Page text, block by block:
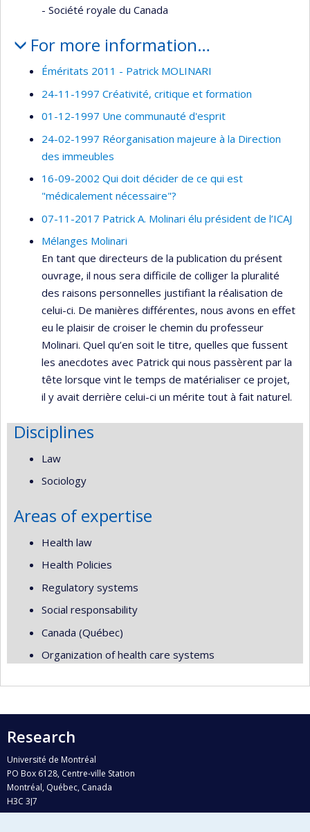
- Société royale du Canada
For more information…
Éméritats 2011 - Patrick MOLINARI
24-11-1997 Créativité, critique et formation
01-12-1997 Une communauté d'esprit
24-02-1997 Réorganisation majeure à la Direction
des immeubles
16-09-2002 Qui doit décider de ce qui est
"médicalement nécessaire"?
07-11-2017 Patrick A. Molinari élu président de l’ICAJ
Mélanges Molinari
En tant que directeurs de la publication du présent
ouvrage, il nous sera difficile de colliger la pluralité
des raisons personnelles justifiant la réalisation de
celui-ci. De manières différentes, nous avons en effet
eu le plaisir de croiser le chemin du professeur
Molinari. Quel qu’en soit le titre, quelles que fussent
les anecdotes avec Patrick qui nous passèrent par la
tête lorsque vint le temps de matérialiser ce projet,
il y avait derrière celui-ci un mérite tout à fait naturel.
Disciplines
Law
Sociology
Areas of expertise
Health law
Health Policies
Regulatory systems
Social responsability
Canada (Québec)
Organization of health care systems
Research
Université de Montréal
PO Box 6128, Centre-ville Station
Montréal, Québec, Canada
H3C 3J7